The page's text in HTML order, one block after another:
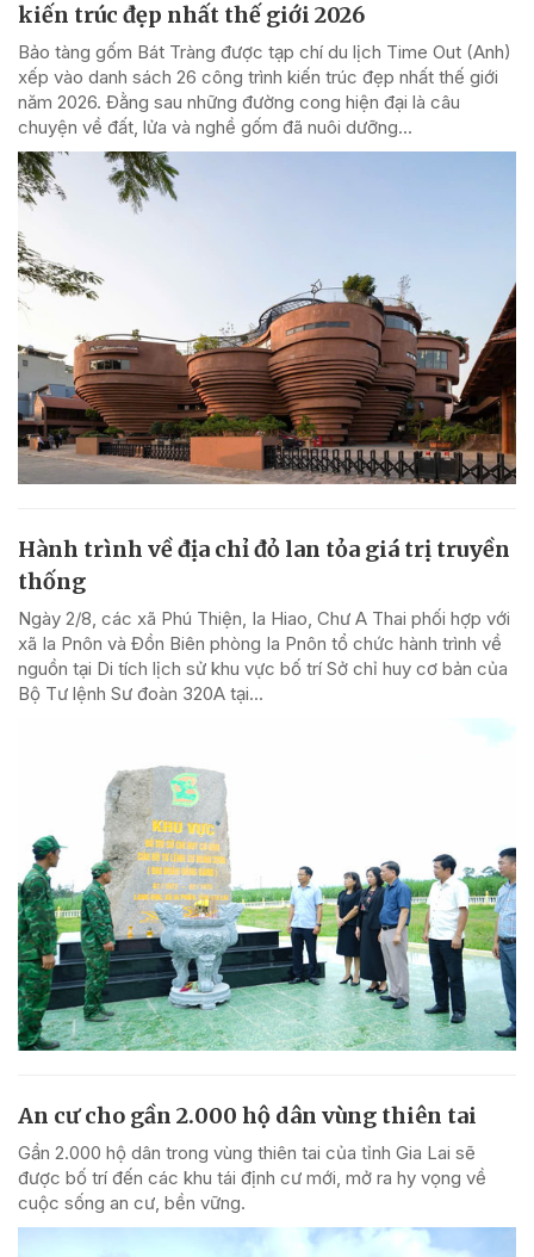
kiến trúc đẹp nhất thế giới 2026
Bảo tàng gốm Bát Tràng được tạp chí du lịch Time Out (Anh)
xếp vào danh sách 26 công trình kiến trúc đẹp nhất thế giới
năm 2026. Đằng sau những đường cong hiện đại là câu
chuyện về đất, lửa và nghề gốm đã nuôi dưỡng...
Hành trình về địa chỉ đỏ lan tỏa giá trị truyền
thống
Ngày 2/8, các xã Phú Thiện, Ia Hiao, Chư A Thai phối hợp với
xã Ia Pnôn và Đồn Biên phòng Ia Pnôn tổ chức hành trình về
nguồn tại Di tích lịch sử khu vực bố trí Sở chỉ huy cơ bản của
Bộ Tư lệnh Sư đoàn 320A tại...
An cư cho gần 2.000 hộ dân vùng thiên tai
Gần 2.000 hộ dân trong vùng thiên tai của tỉnh Gia Lai sẽ
được bố trí đến các khu tái định cư mới, mở ra hy vọng về
cuộc sống an cư, bền vững.